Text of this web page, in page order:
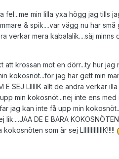
fel...me min lilla yxa högg jag
& spik....var vägg nu har
verkar mera kabalalik....säj
krossan mot en dörr...ty hur
kokosnöt...för jag har gett min
E SEJ LIIIIIK allt de andra verkar
min kokosnöt...nej inte ens
jag kan inte få upp min
DE E BARA KOKOSNÖTEN
som är sej LIIIIIIIIIIIIIK!!!!!